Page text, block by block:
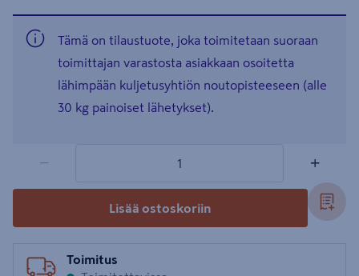
Tämä on tilaustuote, joka toimitetaan suoraan
toimittajan varastosta asiakkaan osoitetta
lähimpään kuljetusyhtiön noutopisteeseen (alle
30 kg painoiset lähetykset).
− +
Lisää ostoskoriin
Toimitus